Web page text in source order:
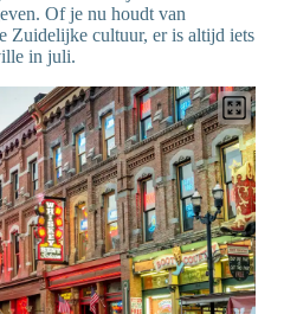
Of je nu houdt van
Zuidelijke cultuur, er is altijd iets
in juli.